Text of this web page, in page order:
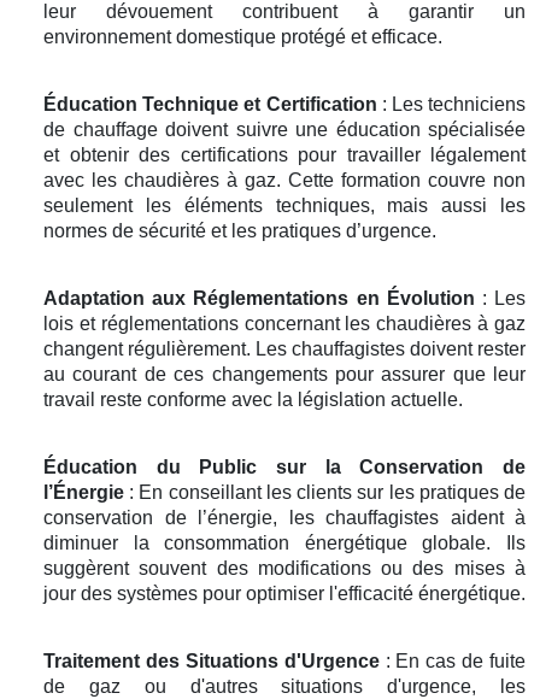
leur dévouement contribuent à garantir un
environnement domestique protégé et efficace.
Éducation Technique et Certification : Les techniciens
de chauffage doivent suivre une éducation spécialisée
et obtenir des certifications pour travailler légalement
avec les chaudières à gaz. Cette formation couvre non
seulement les éléments techniques, mais aussi les
normes de sécurité et les pratiques d’urgence.
Adaptation aux Réglementations en Évolution : Les
lois et réglementations concernant les chaudières à gaz
changent régulièrement. Les chauffagistes doivent rester
au courant de ces changements pour assurer que leur
travail reste conforme avec la législation actuelle.
Éducation du Public sur la Conservation de
l’Énergie : En conseillant les clients sur les pratiques de
conservation de l’énergie, les chauffagistes aident à
diminuer la consommation énergétique globale. Ils
suggèrent souvent des modifications ou des mises à
jour des systèmes pour optimiser l'efficacité énergétique.
Traitement des Situations d'Urgence: En cas de fuite
de gaz ou d'autres situations d'urgence, les